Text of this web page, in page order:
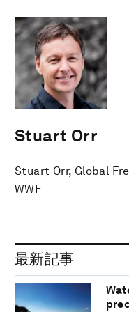
Stuart Orr
Stuart Orr, Global
WWF
最新記事